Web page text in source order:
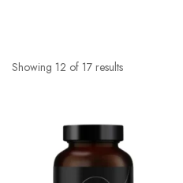
Showing 12 of 17 results